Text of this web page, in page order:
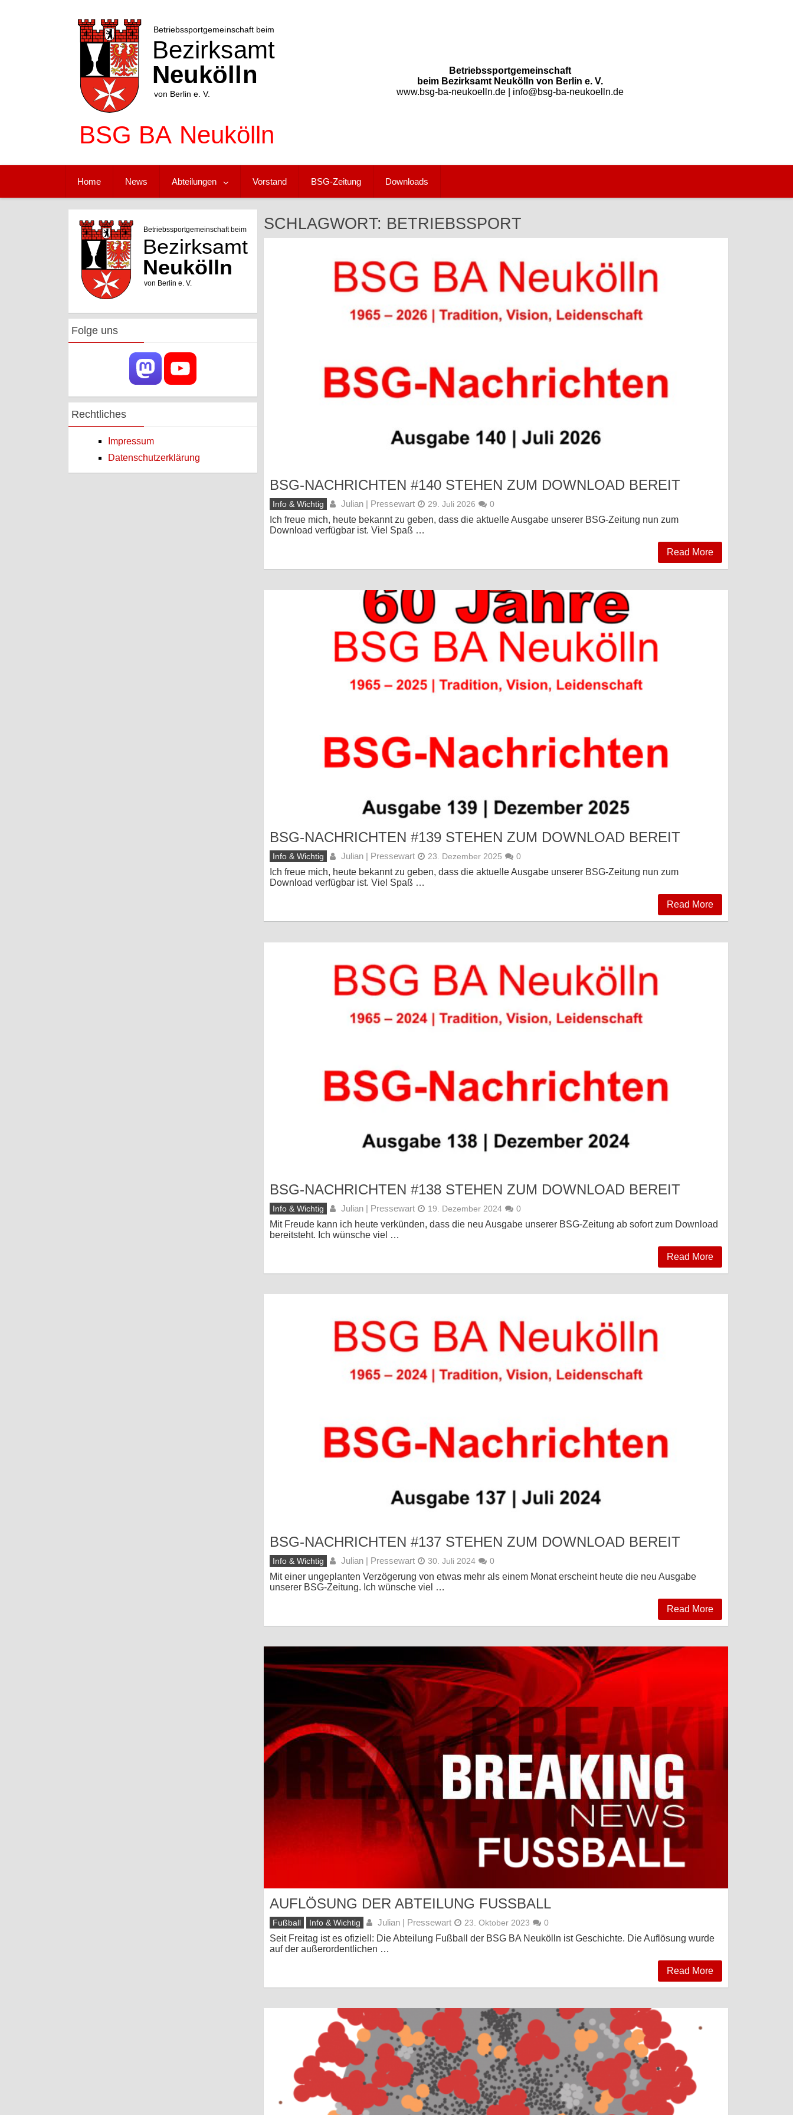
Betriebssportgemeinschaft
beim Bezirksamt Neukölln von Berlin e. V.
www.bsg-ba-neukoelln.de | info@bsg-ba-neukoelln.de
Home News Abteilungen Vorstand BSG-Zeitung Downloads
SCHLAGWORT: BETRIEBSSPORT
BSG-NACHRICHTEN #140 STEHEN ZUM DOWNLOAD BEREIT
Info & Wichtig Julian | Pressewart 29. Juli 2026 0
Ich freue mich, heute bekannt zu geben, dass die aktuelle Ausgabe unserer BSG-Zeitung nun zum
Download verfügbar ist. Viel Spaß …
Read More
BSG-NACHRICHTEN #139 STEHEN ZUM DOWNLOAD BEREIT
Info & Wichtig Julian | Pressewart 23. Dezember 2025 0
Ich freue mich, heute bekannt zu geben, dass die aktuelle Ausgabe unserer BSG-Zeitung nun zum
Download verfügbar ist. Viel Spaß …
Read More
BSG-NACHRICHTEN #138 STEHEN ZUM DOWNLOAD BEREIT
Info & Wichtig Julian | Pressewart 19. Dezember 2024 0
Mit Freude kann ich heute verkünden, dass die neu Ausgabe unserer BSG-Zeitung ab sofort zum Download
bereitsteht. Ich wünsche viel …
Read More
BSG-NACHRICHTEN #137 STEHEN ZUM DOWNLOAD BEREIT
Info & Wichtig Julian | Pressewart 30. Juli 2024 0
Mit einer ungeplanten Verzögerung von etwas mehr als einem Monat erscheint heute die neu Ausgabe
unserer BSG-Zeitung. Ich wünsche viel …
Read More
AUFLÖSUNG DER ABTEILUNG FUSSBALL
Fußball Info & Wichtig Julian | Pressewart 23. Oktober 2023 0
Seit Freitag ist es ofiziell: Die Abteilung Fußball der BSG BA Neukölln ist Geschichte. Die Auflösung wurde
auf der außerordentlichen …
Read More
Folge uns
Rechtliches
Impressum
Datenschutzerklärung